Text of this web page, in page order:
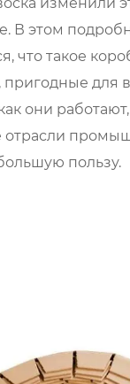
В этом
что такое
пригодные для
они
отрасли
пользу.